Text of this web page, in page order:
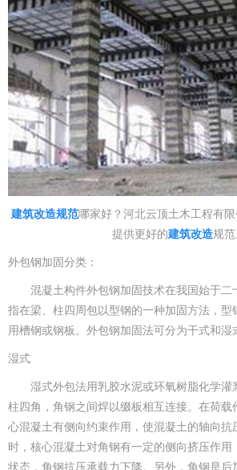
建筑改造规范哪家好？河北云顶土木工程有
提供更好的建筑改造规范
外包钢加固分类：
混凝土构件外包钢加固技术在我国始于二
指在梁、柱四周包以型钢的一种加固方法，型
用槽钢或钢板。外包钢加固法可分为干式和湿
湿式
湿式外包法用乳胶水泥或环氧树脂化学灌
柱四角，角钢之间焊以缀板相互连接。在荷载
心混凝土有侧向约束作用，使混凝土的轴向抗
时，核心混凝土对角钢有一定的侧向挤压作用
状态，角钢抗压承载力下降。另外，角钢是后